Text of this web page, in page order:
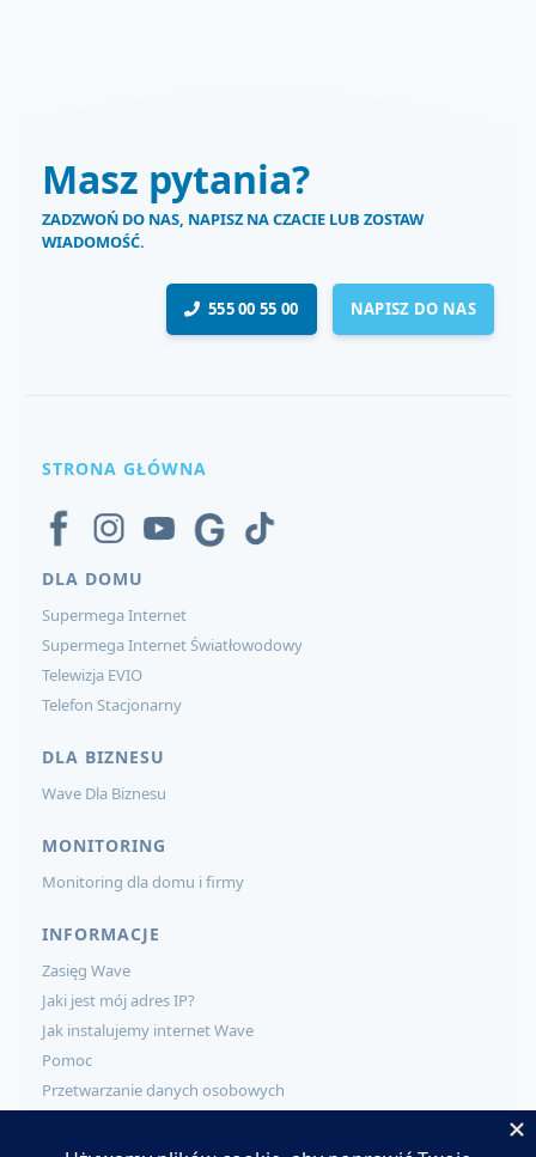
Masz pytania?
ZADZWOŃ DO NAS, NAPISZ NA CZACIE LUB ZOSTAW
WIADOMOŚĆ.
555 00 55 00 NAPISZ DO NAS
STRONA GŁÓWNA
DLA DOMU
Supermega Internet
Supermega Internet Światłowodowy
Telewizja EVIO
Telefon Stacjonarny
DLA BIZNESU
Wave Dla Biznesu
MONITORING
Monitoring dla domu i firmy
INFORMACJE
Zasięg Wave
Jaki jest mój adres IP?
Jak instalujemy internet Wave
Pomoc
Przetwarzanie danych osobowych